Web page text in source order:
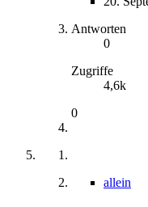
Antworten
0
Zugriffe
4,6k
0
allein